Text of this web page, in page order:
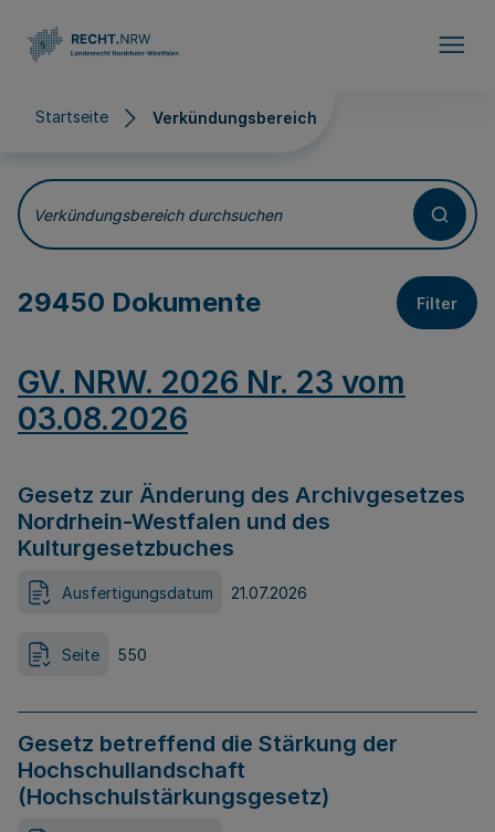
Startseite Verkündungsbereich
Verkündungsbereich
Verkündungsbereich durchsuchen
29450 Dokumente Filter
GV. NRW. 2026 Nr. 23 vom
03.08.2026
Gesetz zur Änderung des Archivgesetzes
Nordrhein-Westfalen und des
Kulturgesetzbuches
Ausfertigungsdatum 21.07.2026
Seite 550
Gesetz betreffend die Stärkung der
Hochschullandschaft
(Hochschulstärkungsgesetz)